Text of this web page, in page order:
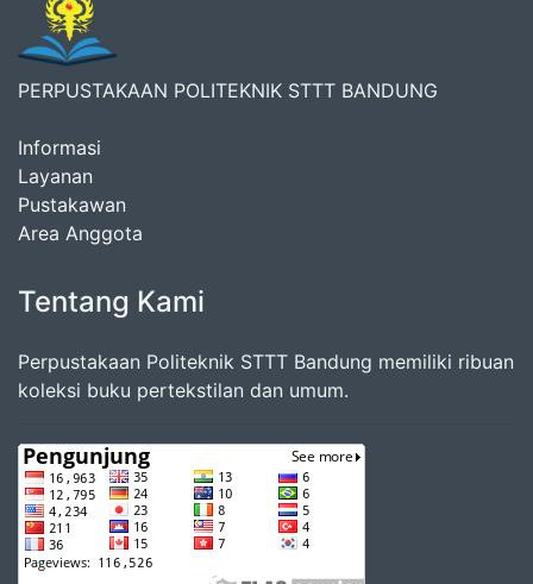
PERPUSTAKAAN POLITEKNIK STTT BANDUNG
Informasi
Layanan
Pustakawan
Area Anggota
Tentang Kami
Perpustakaan Politeknik STTT Bandung memiliki ribuan
koleksi buku pertekstilan dan umum.